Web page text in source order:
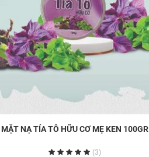
MẶT NẠ TÍA TÔ HỮU CƠ MẸ KEN 100GR
(3)